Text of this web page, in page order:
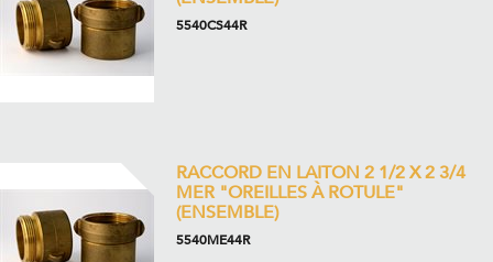
5540CS44R
RACCORD EN LAITON 2 1/2 X 2 3/4
MER "OREILLES À ROTULE"
(ENSEMBLE)
5540ME44R